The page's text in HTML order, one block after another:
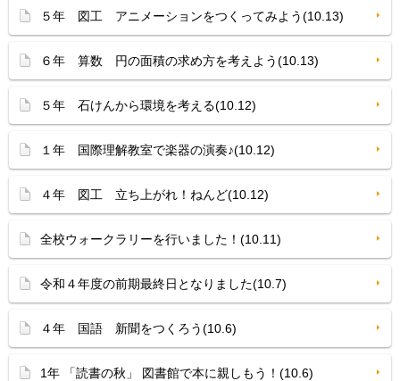
５年 図工 アニメーションをつくってみよう(10.13)
６年 算数 円の面積の求め方を考えよう(10.13)
５年 石けんから環境を考える(10.12)
１年 国際理解教室で楽器の演奏♪(10.12)
４年 図工 立ち上がれ！ねんど(10.12)
全校ウォークラリーを行いました！(10.11)
令和４年度の前期最終日となりました(10.7)
４年 国語 新聞をつくろう(10.6)
1年 「読書の秋」 図書館で本に親しもう！(10.6)